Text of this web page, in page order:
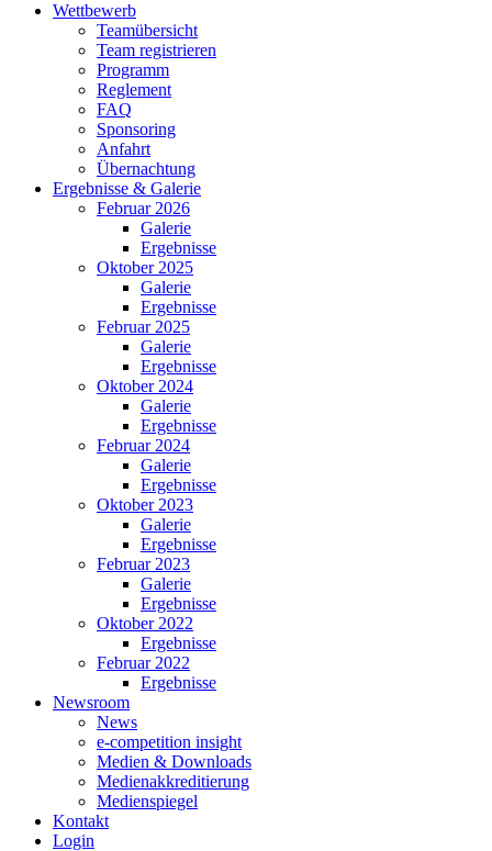
Wettbewerb
Teamübersicht
Team registrieren
Programm
Reglement
FAQ
Sponsoring
Anfahrt
Übernachtung
Ergebnisse & Galerie
Februar 2026
Galerie
Ergebnisse
Oktober 2025
Galerie
Ergebnisse
Februar 2025
Galerie
Ergebnisse
Oktober 2024
Galerie
Ergebnisse
Februar 2024
Galerie
Ergebnisse
Oktober 2023
Galerie
Ergebnisse
Februar 2023
Galerie
Ergebnisse
Oktober 2022
Ergebnisse
Februar 2022
Ergebnisse
Newsroom
News
e-competition insight
Medien & Downloads
Medienakkreditierung
Medienspiegel
Kontakt
Login